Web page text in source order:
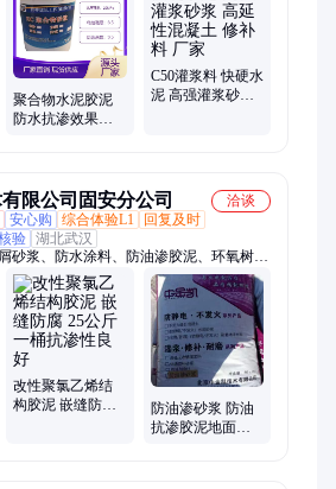
面剂、地面起沙处理剂、自流平砂浆、裂
修补胶、环氧修补砂浆、灌浆树脂胶、聚
路抢修料、混凝土色差修补剂、混凝土防
面胶
聚合物水泥胶泥
防水抗渗效果好
C50灌浆料 快硬水
泥 高强灌浆砂浆
限公司固安分公司
洽谈
安心购 综合体验L1
回复及时
验 湖北武汉
砂浆、防水涂料、防油渗胶泥、环氧树脂
、无机铝盐防水砂浆、防油渗砂浆、金属
、氯丁胶乳、硫磺砂浆
改性聚氯乙烯结
构胶泥 嵌缝防腐
防油渗砂浆 防油
抗渗胶泥地面材